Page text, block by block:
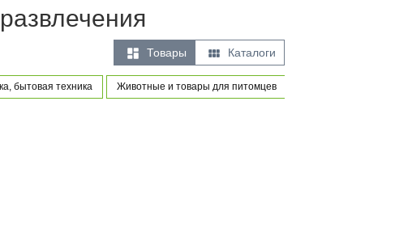
 Товары  Каталоги
бытовая техника Животные и товары для питомцев